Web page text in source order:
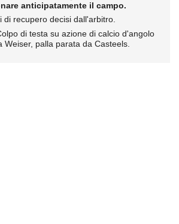
anticipatamente il campo.
di recupero decisi dall'arbitro.
di testa su azione di calcio d'angolo
Weiser, palla parata da Casteels.